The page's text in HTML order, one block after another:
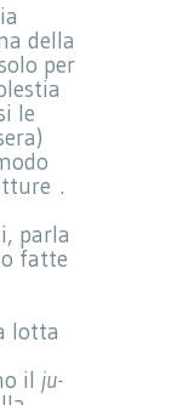
della
per
le
.
parla
fatte
lotta
il ju-